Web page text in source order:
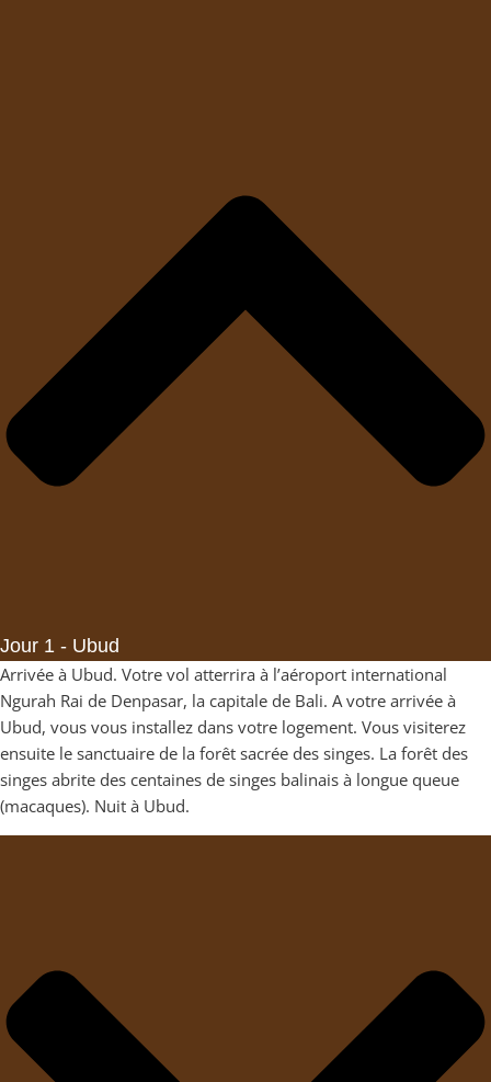
Jour 1 - Ubud
Arrivée à Ubud. Votre vol atterrira à l’aéroport international
Ngurah Rai de Denpasar, la capitale de Bali. A votre arrivée à
Ubud, vous vous installez dans votre logement. Vous visiterez
ensuite le sanctuaire de la forêt sacrée des singes. La forêt des
singes abrite des centaines de singes balinais à longue queue
(macaques). Nuit à Ubud.